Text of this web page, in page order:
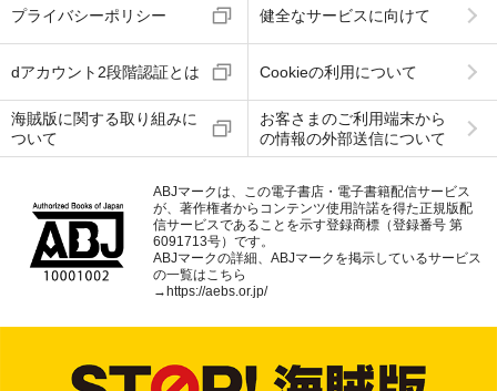
プライバシーポリシー 健全なサービスに向けて
dアカウント2段階認証とは Cookieの利用について
海賊版に関する取り組みに
ついて
お客さまのご利用端末から
の情報の外部送信について
ABJマークは、この電子書店・電子書籍配信サービス
が、著作権者からコンテンツ使用許諾を得た正規版配
信サービスであることを示す登録商標（登録番号 第
6091713号）です。
ABJマークの詳細、ABJマークを掲示しているサービス
の一覧はこちら
→ https://aebs.or.jp/